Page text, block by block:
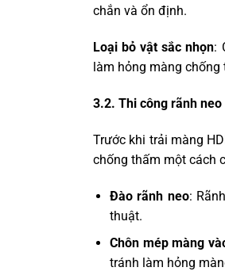
chắn và ổn định.
Loại bỏ vật sắc nhọn:
làm hỏng màng
3.2. Thi công rãnh neo
Trước khi trải màng
chống thấm một cách
Đào rãnh neo:
thuật.
Chôn mép màng
tránh làm hỏng